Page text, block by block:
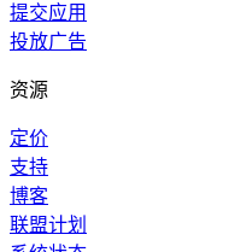
提交应用
投放广告
资源
定价
支持
博客
联盟计划